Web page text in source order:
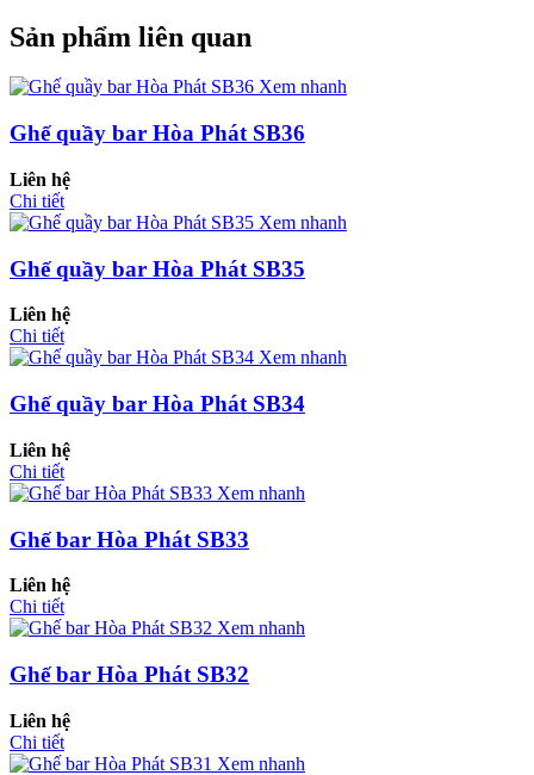
Sản phẩm liên quan
Xem nhanh
Ghế quầy bar Hòa Phát SB36
Liên hệ
Chi tiết
Xem nhanh
Ghế quầy bar Hòa Phát SB35
Liên hệ
Chi tiết
Xem nhanh
Ghế quầy bar Hòa Phát SB34
Liên hệ
Chi tiết
Xem nhanh
Ghế bar Hòa Phát SB33
Liên hệ
Chi tiết
Xem nhanh
Ghế bar Hòa Phát SB32
Liên hệ
Chi tiết
Xem nhanh